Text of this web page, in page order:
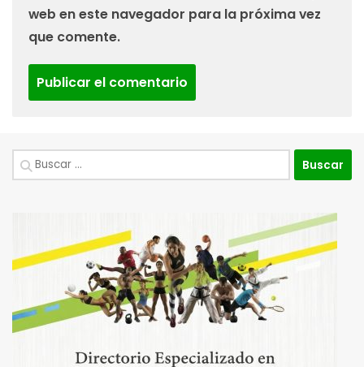
web en este navegador para la próxima vez
que comente.
Buscar: